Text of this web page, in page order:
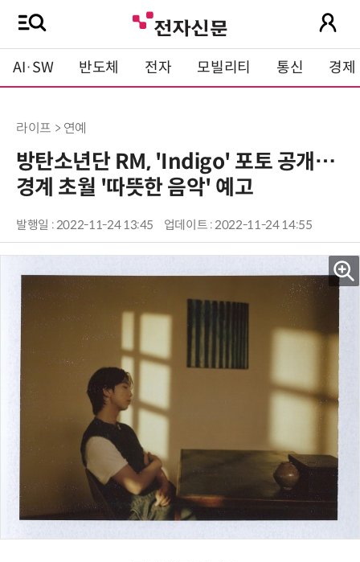
AI·SW 반도체 전자 모빌리티 통신 경제
라이프 > 연예
방탄소년단 RM, 'Indigo' 포토 공개…
경계 초월 '따뜻한 음악' 예고
발행일 : 2022-11-24 13:45 업데이트 : 2022-11-24 14:55